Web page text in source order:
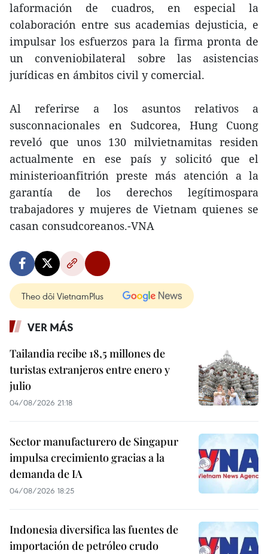
laformación de cuadros, en especial la
colaboración entre sus academias dejusticia, e
impulsar los esfuerzos para la firma pronta de
un conveniobilateral sobre las asistencias
jurídicas en ámbitos civil y comercial.
Al referirse a los asuntos relativos a
susconnacionales en Sudcorea, Hung Cuong
reveló que unos 130 milvietnamitas residen
actualmente en ese país y solicitó que el
ministerioanfitrión preste más atención a la
garantía de los derechos legítimospara
trabajadores y mujeres de Vietnam quienes se
casan consudcoreanos.-VNA
Theo dõi VietnamPlus
VER MÁS
Tailandia recibe 18,5 millones de
turistas extranjeros entre enero y
julio
04/08/2026 21:18
Sector manufacturero de Singapur
impulsa crecimiento gracias a la
demanda de IA
04/08/2026 18:25
Indonesia diversifica las fuentes de
importación de petróleo crudo